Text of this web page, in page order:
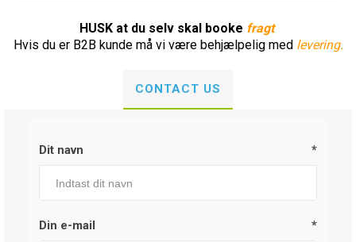
HUSK at du selv skal booke fragt
Hvis du er B2B kunde må vi være behjælpelig med levering.
CONTACT US
Dit navn *
Din e-mail *